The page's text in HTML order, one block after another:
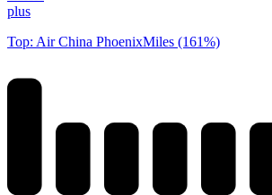
plus
Top: Air China PhoenixMiles (161%)